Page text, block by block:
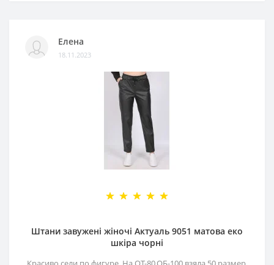
Елена
18.11.2023
Штани завужені жіночі Актуаль 9051 матова еко
шкіра чорні